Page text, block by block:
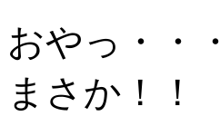
おやっ・・・
まさか！！